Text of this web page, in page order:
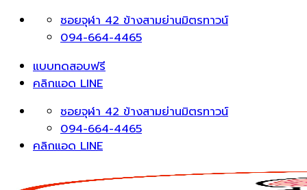
Skip
ซอยจุฬา 42 ข้างสามย่านมิตรทาวน์
094-664-4465
แบบทดสอบฟรี
คลิกแอด LINE
ซอยจุฬา 42 ข้างสามย่านมิตรทาวน์
094-664-4465
คลิกแอด LINE